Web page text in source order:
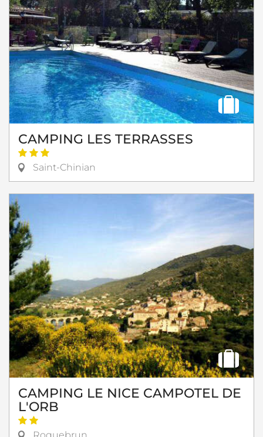
CAMPING LES TERRASSES
Saint-Chinian
CAMPING LE NICE CAMPOTEL DE
L'ORB